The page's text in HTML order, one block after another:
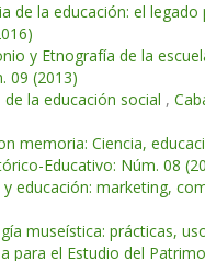
de la educación: el legado
y Etnografía de la
09 (2013)
de la educación social ,
memoria: Ciencia,
Educativo: Núm. 08
y educación: marketing,
museística: prácticas,
para el Estudio del